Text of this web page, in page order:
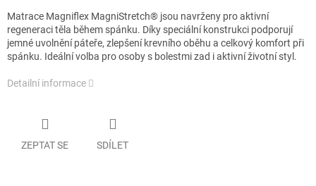
Matrace Magniflex MagniStretch® jsou navrženy pro aktivní
regeneraci těla během spánku. Díky speciální konstrukci podporují
jemné uvolnění páteře, zlepšení krevního oběhu a celkový komfort při
spánku. Ideální volba pro osoby s bolestmi zad i aktivní životní styl.
Detailní informace
ZEPTAT SE SDÍLET